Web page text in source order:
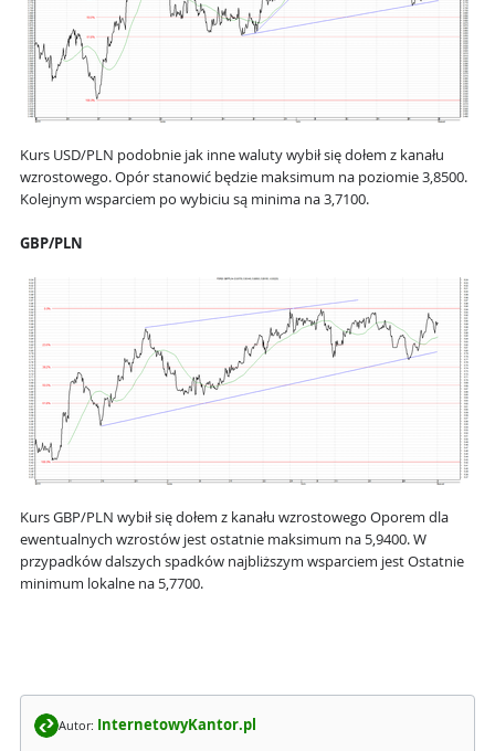
Kurs USD/PLN podobnie jak inne waluty wybił się dołem z kanału
wzrostowego. Opór stanowić będzie maksimum na poziomie 3,8500.
Kolejnym wsparciem po wybiciu są minima na 3,7100.
GBP/PLN
Kurs GBP/PLN wybił się dołem z kanału wzrostowego Oporem dla
ewentualnych wzrostów jest ostatnie maksimum na 5,9400. W
przypadków dalszych spadków najbliższym wsparciem jest Ostatnie
minimum lokalne na 5,7700.
Autor: InternetowyKantor.pl